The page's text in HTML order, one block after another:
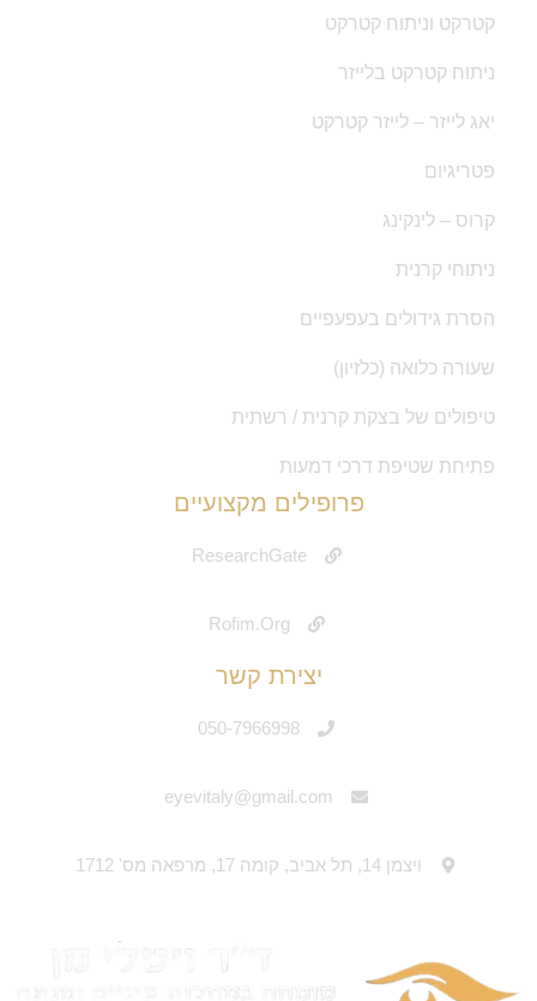
קטרקט וניתוח קטרקט
ניתוח קטרקט בלייזר
יאג לייזר – לייזר קטרקט
פטריגיום
קרוס – לינקינג
ניתוחי קרנית
הסרת גידולים בעפעפיים
שעורה כלואה (כלזיון)
טיפולים של בצקת קרנית / רשתית
פתיחת שטיפת דרכי דמעות
פרופילים מקצועיים
ResearchGate
Rofim.Org
יצירת קשר
050-7966998
eyevitaly@gmail.com
ויצמן 14, תל אביב, קומה 17, מרפאה מס' 1712